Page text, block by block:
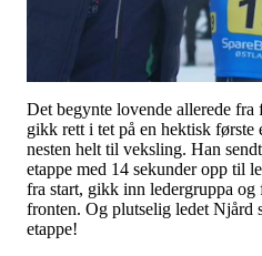
Det begynte lovende allerede
gikk rett i tet på en hektisk første
nesten helt til veksling. Han
etappe med 14 sekunder opp til
fra start, gikk inn ledergruppa
fronten. Og plutselig ledet Njård
etappe!